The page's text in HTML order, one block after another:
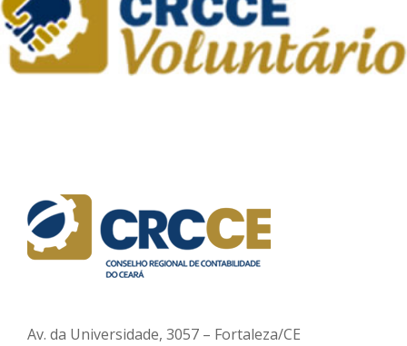
Av. da Universidade, 3057 – Fortaleza/CE